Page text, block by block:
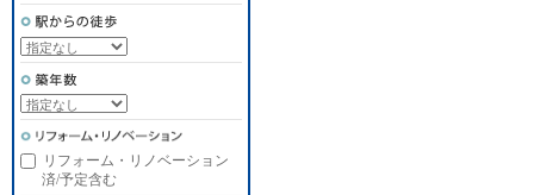
リフォーム・リノベーション
済/予定含む